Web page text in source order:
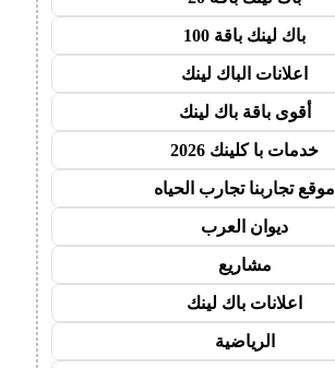
باك لينك باقة 100
اعلانات الباك لينك
أقوى باقة باك لينك
خدمات با كلينك 2026
موقع تجاربنا تجارب الحياه
ديوان العرب
مشاريع
اعلانات باك لينك
الرياضية